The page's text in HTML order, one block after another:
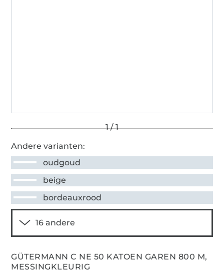
Andere varianten:
oudgoud
beige
bordeauxrood
GÜTERMANN C NE 50 KATOEN GAREN 800 M,
MESSINGKLEURIG